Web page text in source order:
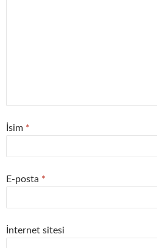
İsim *
E-posta *
İnternet sitesi